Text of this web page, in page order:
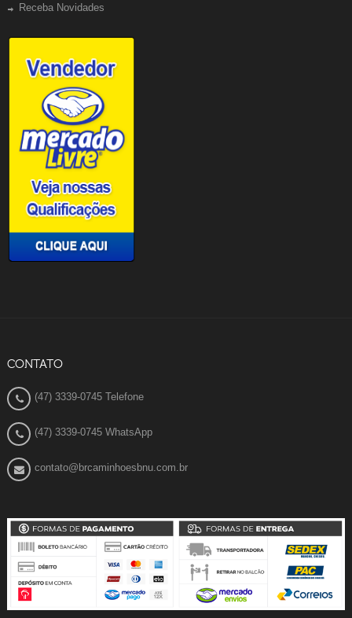
Receba Novidades
CONTATO
(47) 3339-0745 Telefone
(47) 3339-0745 WhatsApp
contato@brcaminhoesbnu.com.br